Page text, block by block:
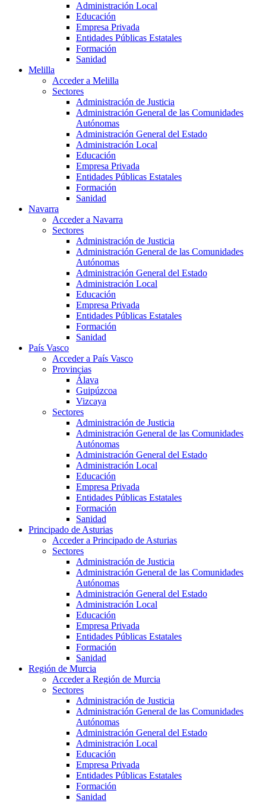
Administración Local
Educación
Empresa Privada
Entidades Públicas Estatales
Formación
Sanidad
Melilla
Acceder a Melilla
Sectores
Administración de Justicia
Administración General de las Comunidades
Autónomas
Administración General del Estado
Administración Local
Educación
Empresa Privada
Entidades Públicas Estatales
Formación
Sanidad
Navarra
Acceder a Navarra
Sectores
Administración de Justicia
Administración General de las Comunidades
Autónomas
Administración General del Estado
Administración Local
Educación
Empresa Privada
Entidades Públicas Estatales
Formación
Sanidad
País Vasco
Acceder a País Vasco
Provincias
Álava
Guipúzcoa
Vizcaya
Sectores
Administración de Justicia
Administración General de las Comunidades
Autónomas
Administración General del Estado
Administración Local
Educación
Empresa Privada
Entidades Públicas Estatales
Formación
Sanidad
Principado de Asturias
Acceder a Principado de Asturias
Sectores
Administración de Justicia
Administración General de las Comunidades
Autónomas
Administración General del Estado
Administración Local
Educación
Empresa Privada
Entidades Públicas Estatales
Formación
Sanidad
Región de Murcia
Acceder a Región de Murcia
Sectores
Administración de Justicia
Administración General de las Comunidades
Autónomas
Administración General del Estado
Administración Local
Educación
Empresa Privada
Entidades Públicas Estatales
Formación
Sanidad